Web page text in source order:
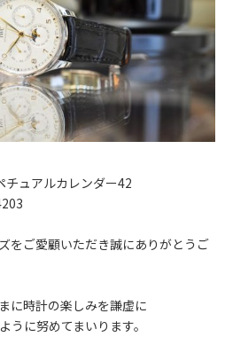
チュアルカレンダー42
をご愛顧いただき誠にありがとうご
に時計の楽しみを謙虚に
うに努めてまいります。